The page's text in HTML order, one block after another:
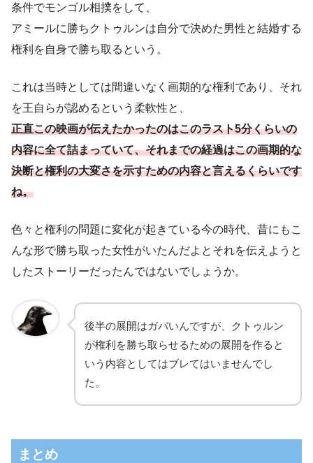
条件でモンゴル相撲をして、
アミールに勝ちクトゥルンは自分で決めた男性と結婚する
権利を自身で勝ち取るという。
これは当時としては間違いなく画期的な権利であり、それ
を王自らが認めるという柔軟性と、
正直この映画が伝えたかったのはこのラスト5分くらいの
内容に全て詰まっていて、それまでの経過はこの画期的な
決断と権利の大変さを示すための内容と言えるくらいです
ね。
色々と権利の問題に変化が起きている今の時代、昔にもこ
んな形で勝ち取った女性がいたんだよとそれを伝えようと
したストーリーだったんではないでしょうか。
後半の展開はガバいんですが、クトゥルン
が権利を勝ち取らせるための展開を作ると
いう内容としてはブレてはいませんでし
た。
まとめ